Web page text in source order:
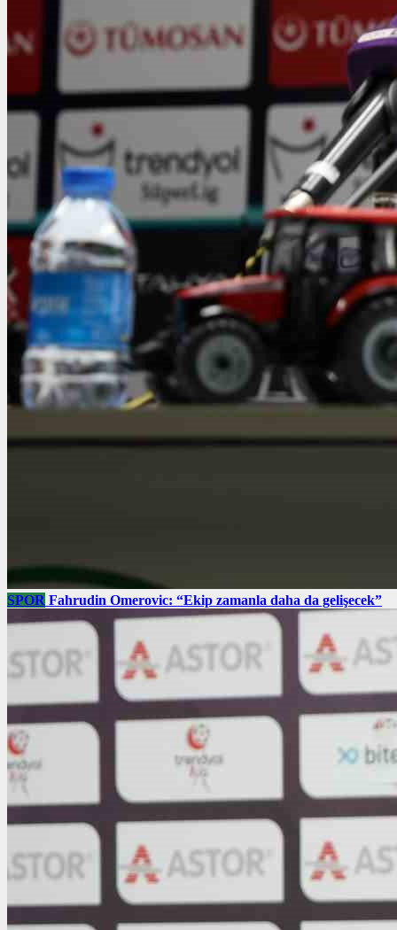
SPOR Fahrudin Omerovic: “Ekip zamanla daha da gelişecek”